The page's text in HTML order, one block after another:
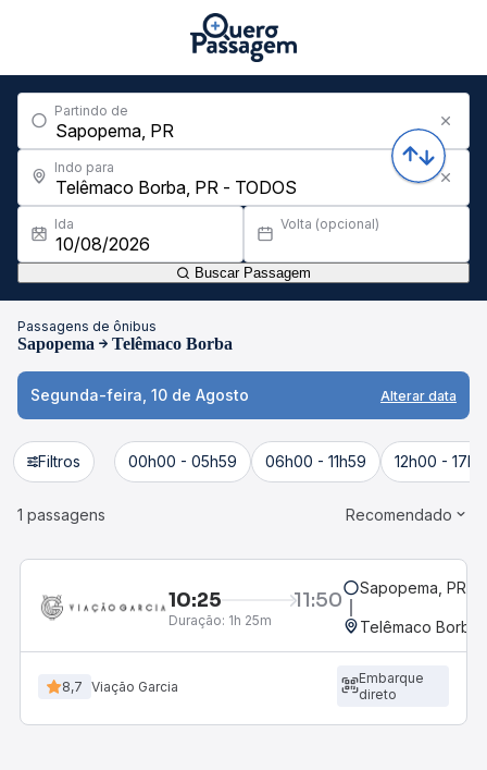
Partindo de
Indo para
Ida Volta (opcional)
Buscar Passagem
Passagens de ônibus
Sapopema Telêmaco Borba
Segunda-feira, 10 de Agosto Alterar data
Filtros 00h00 - 05h59 06h00 - 11h59 12h00 -
1 passagens Recomendado
10:25 11:50
Duração: 1h 25m
Sapopema, PR
Telêmaco Borba,
8,7 Viação Garcia
Embarque
direto